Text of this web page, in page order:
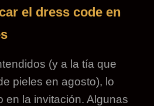
el dress code en
(y a la tía que
pieles en agosto), lo
en la invitación. Algunas